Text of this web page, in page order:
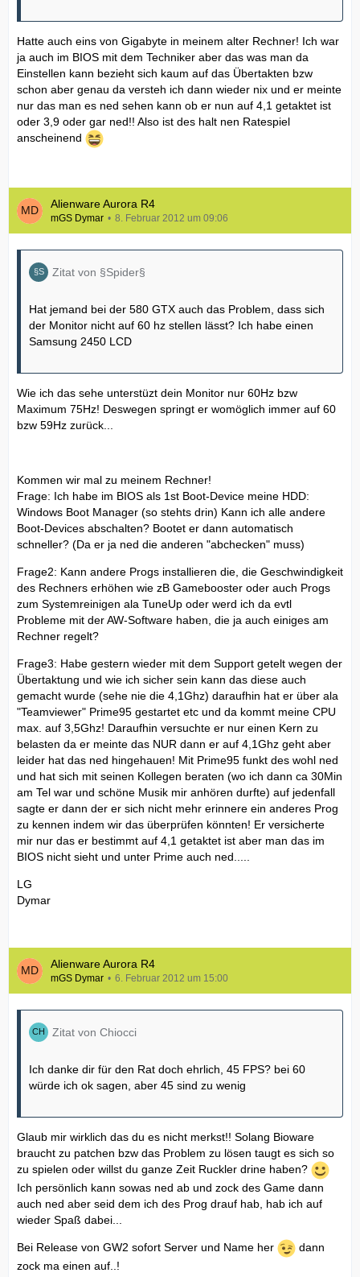
Hatte auch eins von Gigabyte in meinem alter Rechner! Ich war
ja auch im BIOS mit dem Techniker aber das was man da
Einstellen kann bezieht sich kaum auf das Übertakten bzw
schon aber genau da versteh ich dann wieder nix und er meinte
nur das man es ned sehen kann ob er nun auf 4,1 getaktet ist
oder 3,9 oder gar ned!! Also ist des halt nen Ratespiel
anscheinend
Alienware Aurora R4
mGS Dymar 8. Februar 2012 um 09:06
Zitat von §Spider§
Hat jemand bei der 580 GTX auch das Problem, dass sich
der Monitor nicht auf 60 hz stellen lässt? Ich habe einen
Samsung 2450 LCD
Wie ich das sehe unterstüzt dein Monitor nur 60Hz bzw
Maximum 75Hz! Deswegen springt er womöglich immer auf 60
bzw 59Hz zurück...
Kommen wir mal zu meinem Rechner!
Frage: Ich habe im BIOS als 1st Boot-Device meine HDD:
Windows Boot Manager (so stehts drin) Kann ich alle andere
Boot-Devices abschalten? Bootet er dann automatisch
schneller? (Da er ja ned die anderen "abchecken" muss)
Frage2: Kann andere Progs installieren die, die Geschwindigkeit
des Rechners erhöhen wie zB Gamebooster oder auch Progs
zum Systemreinigen ala TuneUp oder werd ich da evtl
Probleme mit der AW-Software haben, die ja auch einiges am
Rechner regelt?
Frage3: Habe gestern wieder mit dem Support getelt wegen der
Übertaktung und wie ich sicher sein kann das diese auch
gemacht wurde (sehe nie die 4,1Ghz) daraufhin hat er über ala
"Teamviewer" Prime95 gestartet etc und da kommt meine CPU
max. auf 3,5Ghz! Daraufhin versuchte er nur einen Kern zu
belasten da er meinte das NUR dann er auf 4,1Ghz geht aber
leider hat das ned hingehauen! Mit Prime95 funkt des wohl ned
und hat sich mit seinen Kollegen beraten (wo ich dann ca 30Min
am Tel war und schöne Musik mir anhören durfte) auf jedenfall
sagte er dann der er sich nicht mehr erinnere ein anderes Prog
zu kennen indem wir das überprüfen könnten! Er versicherte
mir nur das er bestimmt auf 4,1 getaktet ist aber man das im
BIOS nicht sieht und unter Prime auch ned.....
LG
Dymar
Alienware Aurora R4
mGS Dymar 6. Februar 2012 um 15:00
Zitat von Chiocci
Ich danke dir für den Rat doch ehrlich, 45 FPS? bei 60
würde ich ok sagen, aber 45 sind zu wenig
Glaub mir wirklich das du es nicht merkst!! Solang Bioware
braucht zu patchen bzw das Problem zu lösen taugt es sich so
zu spielen oder willst du ganze Zeit Ruckler drine haben?
Ich persönlich kann sowas ned ab und zock des Game dann
auch ned aber seid dem ich des Prog drauf hab, hab ich auf
wieder Spaß dabei...
Bei Release von GW2 sofort Server und Name her
dann
zock ma einen auf..!